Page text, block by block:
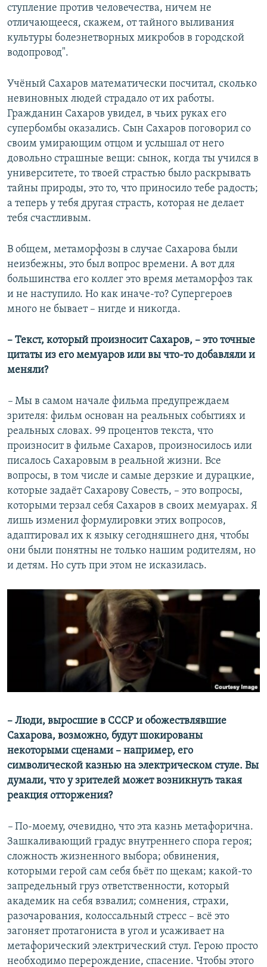
ступление против человечества, ничем не
отличающее­ся, скажем, от тайного выливания
культуры болезне­творных микробов в городской
водопровод".
Учёный Сахаров математически посчитал, сколько
невиновных людей страдало от их работы.
Гражданин Сахаров увидел, в чьих руках его
супербомбы оказались. Сын Сахаров поговорил со
своим умирающим отцом и услышал от него
довольно страшные вещи: сынок, когда ты учился в
университете, то твоей страстью было раскрывать
тайны природы, это то, что приносило тебе радость;
а теперь у тебя другая страсть, которая не делает
тебя счастливым.
В общем, метаморфозы в случае Сахарова были
неизбежны, это был вопрос времени. А вот для
большинства его коллег это время метаморфоз так
и не наступило. Но как иначе-то? Супергероев
много не бывает – нигде и никогда.
– Текст, который произносит Сахаров, – это точные
цитаты из его мемуаров или вы что-то добавляли и
меняли?
–​ Мы в самом начале фильма предупреждаем
зрителя: фильм основан на реальных событиях и
реальных словах. 99 процентов текста, что
произносит в фильме Сахаров, произносилось или
писалось Сахаровым в реальной жизни. Все
вопросы, в том числе и самые дерзкие и дурацкие,
которые задаёт Сахарову Совесть, – это вопросы,
которыми терзал себя Сахаров в своих мемуарах. Я
лишь изменил формулировки этих вопросов,
адаптировал их к языку сегодняшнего дня, чтобы
они были понятны не только нашим родителям, но
и детям. Но суть при этом не исказилась.
– Люди, выросшие в СССР и обожествлявшие
Сахарова, возможно, будут шокированы
некоторыми сценами – например, его
символической казнью на электрическом стуле. Вы
думали, что у зрителей может возникнуть такая
реакция отторжения?
– По-моему, очевидно, что эта казнь метафорична.
Зашкаливающий градус внутреннего спора героя;
сложность жизненного выбора; обвинения,
которыми герой сам себя бьёт по щекам; какой-то
запредельный груз ответственности, который
академик на себя взвалил; сомнения, страхи,
разочарования, колоссальный стресс – всё это
загоняет протагониста в угол и усаживает на
метафорический электрический стул. Герою просто
необходимо перерождение, спасение. Чтобы этого